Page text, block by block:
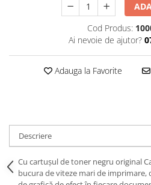
Cod Produs:
Ai nevoie de ajutor?
Adauga la Favorite
Descriere
Cu cartușul de toner negru original
bucura de viteze mari de